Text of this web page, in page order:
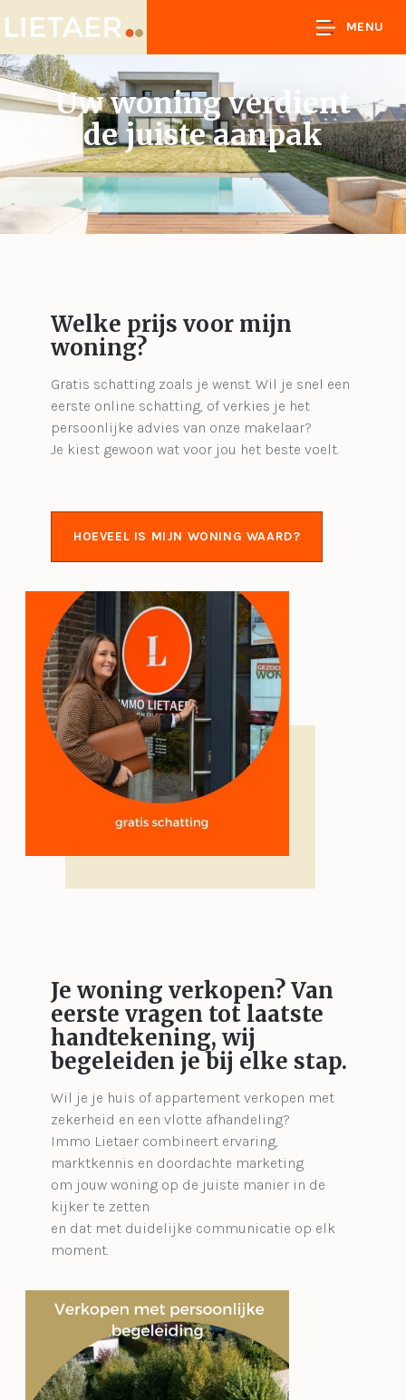
MENU
Uw woning verdient
de juiste aanpak
Welke prijs voor mijn
woning?
Gratis schatting zoals je wenst. Wil je snel een
eerste online schatting, of verkies je het
persoonlijke advies van onze makelaar?
Je kiest gewoon wat voor jou het beste voelt.
HOEVEEL IS MIJN WONING WAARD?
Je woning verkopen?Van
eerste vragen tot laatste
handtekening, wij
begeleiden je bij elke stap.
Wil je je huis of appartement verkopen met
zekerheid en een vlotte afhandeling?
Immo Lietaer combineert ervaring,
marktkennis en doordachte marketing
om jouw woning op de juiste manier in de
kijker te zetten
en dat met duidelijke communicatie op elk
moment.